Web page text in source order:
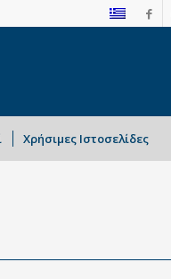
Χρήσιμες Ιστοσελίδες